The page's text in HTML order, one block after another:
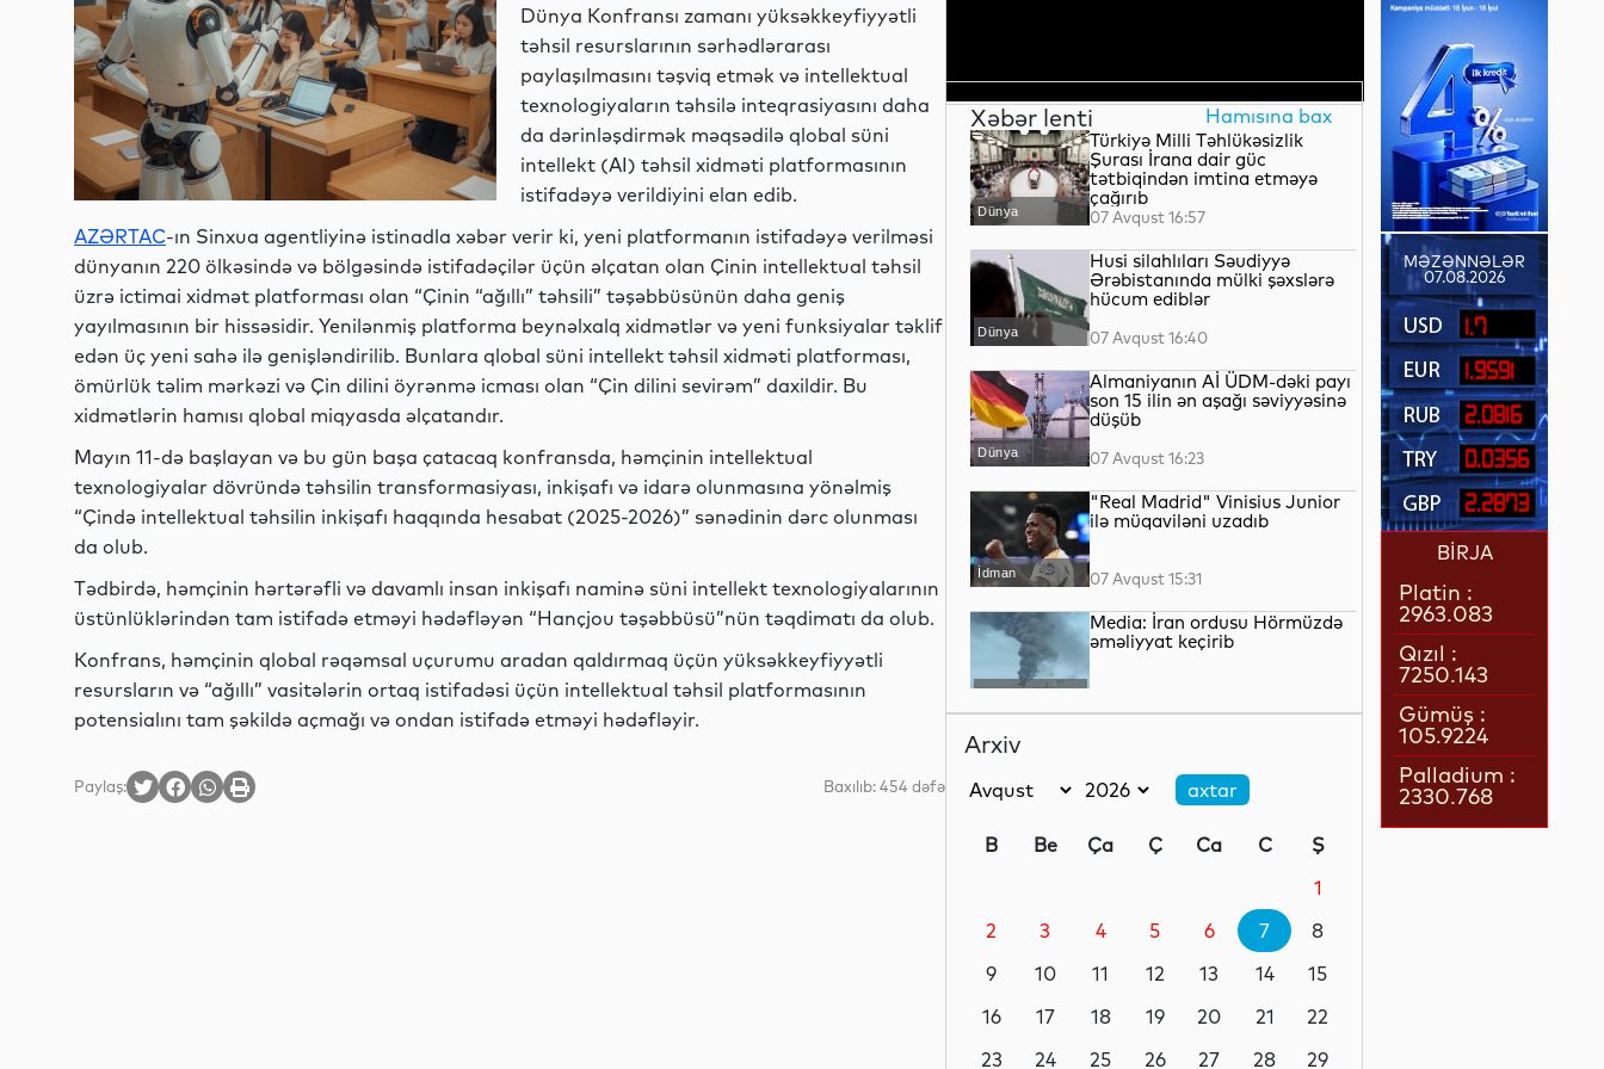
Dünya Konfransı zamanı yüksəkkeyfiyyətli
təhsil resurslarının sərhədlərarası
paylaşılmasını təşviq etmək və intellektual
texnologiyaların təhsilə inteqrasiyasını daha
da dərinləşdirmək məqsədilə qlobal süni
intellekt (AI) təhsil xidməti platformasının
istifadəyə verildiyini elan edib.
AZƏRTAC-ın Sinxua agentliyinə istinadla xəbər verir ki, yeni platformanın istifadəyə verilməsi
dünyanın 220 ölkəsində və bölgəsində istifadəçilər üçün əlçatan olan Çinin intellektual təhsil
üzrə ictimai xidmət platforması olan “Çinin “ağıllı” təhsili” təşəbbüsünün daha geniş
yayılmasının bir hissəsidir. Yenilənmiş platforma beynəlxalq xidmətlər və yeni funksiyalar təklif
edən üç yeni sahə ilə genişləndirilib. Bunlara qlobal süni intellekt təhsil xidməti platforması,
ömürlük təlim mərkəzi və Çin dilini öyrənmə icması olan “Çin dilini sevirəm” daxildir. Bu
xidmətlərin hamısı qlobal miqyasda əlçatandır.
Mayın 11-də başlayan və bu gün başa çatacaq konfransda, həmçinin intellektual
texnologiyalar dövründə təhsilin transformasiyası, inkişafı və idarə olunmasına yönəlmiş
“Çində intellektual təhsilin inkişafı haqqında hesabat (2025-2026)” sənədinin dərc olunması
da olub.
Tədbirdə, həmçinin hərtərəfli və davamlı insan inkişafı naminə süni intellekt texnologiyalarının
üstünlüklərindən tam istifadə etməyi hədəfləyən “Hançjou təşəbbüsü”nün təqdimatı da olub.
Konfrans, həmçinin qlobal rəqəmsal uçurumu aradan qaldırmaq üçün yüksəkkeyfiyyətli
resursların və “ağıllı” vasitələrin ortaq istifadəsi üçün intellektual təhsil platformasının
potensialını tam şəkildə açmağı və ondan istifadə etməyi hədəfləyir.
Paylaş: Baxılıb: 454 dəfə
Xəbər lenti Hamısına bax
Dünya
Türkiyə Milli Təhlükəsizlik
Şurası İrana dair güc
tətbiqindən imtina etməyə
çağırıb
07 Avqust 16:57
Dünya
Husi silahlıları Səudiyyə
Ərəbistanında mülki şəxslərə
hücum ediblər
07 Avqust 16:40
Dünya
Almaniyanın Aİ ÜDM-dəki payı
son 15 ilin ən aşağı səviyyəsinə
düşüb
07 Avqust 16:23
İdman
"Real Madrid" Vinisius Junior
ilə müqaviləni uzadıb
07 Avqust 15:31
Dünya
Media: İran ordusu Hörmüzdə
əməliyyat keçirib
imzaladı
Hadisə
metrlik hündürlükdən aşıb, 4
07 Avqust 14:19
Dünya
Dəməşqdə mikroavtobus
07 Avqust 13:50
Arxiv
B Be Ça Ç Ca C
Ş
1
2
3 4 5 6 7
8
9
10 11 12 13 14
15
16
17 18 19 20 21
22
23
24 25 26 27 28
29
MƏZƏNNƏLƏR
07.08.2026
1.7
1.9591
2.0816
0.0356
2.2873
BİRJA
Platin :
2963.083
Qızıl :
7250.143
Gümüş :
105.9224
Palladium :
2330.768